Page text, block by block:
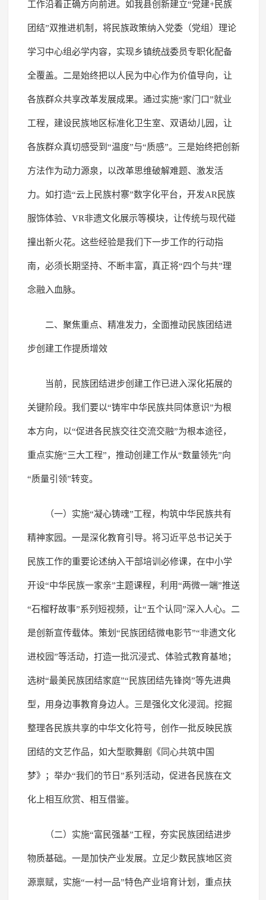
工作沿着正确方向前进。如我县创新建立“党建+民族
团结”双推进机制，将民族政策纳入党委（党组）理论
学习中心组必学内容，实现乡镇统战委员专职化配备
全覆盖。二是始终把以人民为中心作为价值导向，让
各族群众共享改革发展成果。通过实施“家门口”就业
工程，建设民族地区标准化卫生室、双语幼儿园，让
各族群众真切感受到“温度”与“质感”。三是始终把创新
方法作为动力源泉，以改革思维破解难题、激发活
力。如打造“云上民族村寨”数字化平台，开发AR民族
服饰体验、VR非遗文化展示等模块，让传统与现代碰
撞出新火花。这些经验是我们下一步工作的行动指
南，必须长期坚持、不断丰富，真正将“四个与共”理
念融入血脉。
二、聚焦重点、精准发力，全面推动民族团结进
步创建工作提质增效
当前，民族团结进步创建工作已进入深化拓展的
关键阶段。我们要以“铸牢中华民族共同体意识”为根
本方向，以“促进各民族交往交流交融”为根本途径，
重点实施“三大工程”，推动创建工作从“数量领先”向
“质量引领”转变。
（一）实施“凝心铸魂”工程，构筑中华民族共有
精神家园。一是深化教育引导。将习近平总书记关于
民族工作的重要论述纳入干部培训必修课，在中小学
开设“中华民族一家亲”主题课程，利用“两微一端”推送
“石榴籽故事”系列短视频，让“五个认同”深入人心。二
是创新宣传载体。策划“民族团结微电影节”“非遗文化
进校园”等活动，打造一批沉浸式、体验式教育基地；
选树“最美民族团结家庭”“民族团结先锋岗”等先进典
型，用身边事教育身边人。三是强化文化浸润。挖掘
整理各民族共享的中华文化符号，创作一批反映民族
团结的文艺作品，如大型歌舞剧《同心共筑中国
梦》；举办“我们的节日”系列活动，促进各民族在文
化上相互欣赏、相互借鉴。
（二）实施“富民强基”工程，夯实民族团结进步
物质基础。一是加快产业发展。立足少数民族地区资
源禀赋，实施“一村一品”特色产业培育计划，重点扶